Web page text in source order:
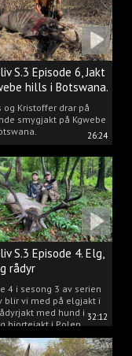
26:24
S.3 Episode 6, Jakt
hills i Botswana.
og Kristoffer drar på
smygjakt på Kgwebe
32:12
S.3 Episode 4. Elg,
rådyr
4 i sesong 3 av serien
blir vi med på elgjakt i
med hund i
hjortejakt i Polen.